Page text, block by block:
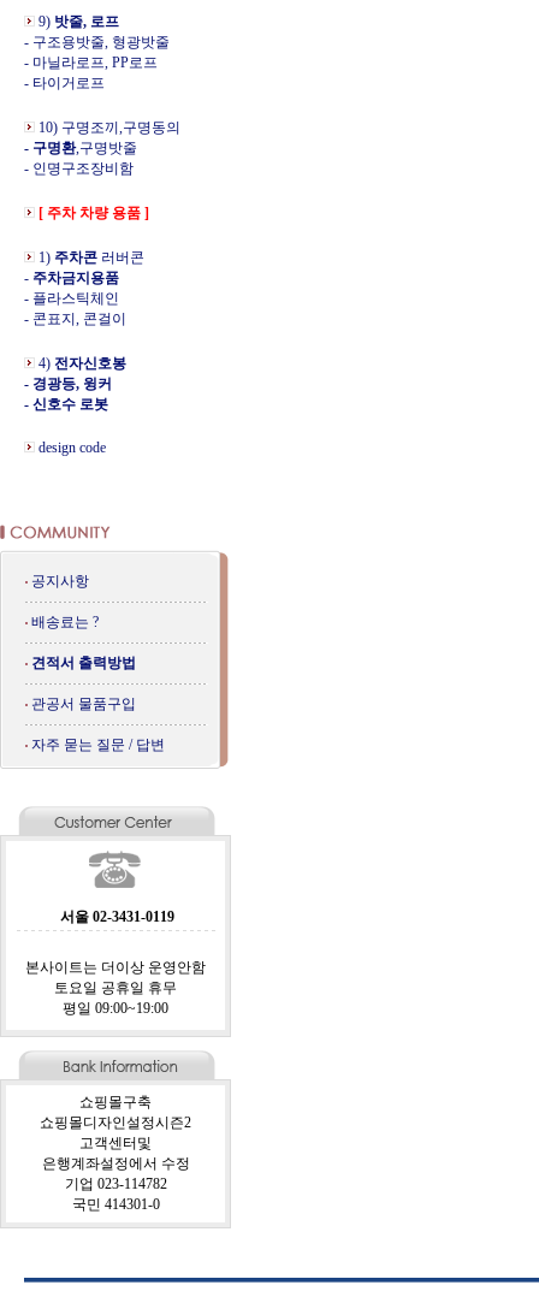
9) 밧줄, 로프
- 구조용밧줄, 형광밧줄
- 마닐라로프, PP로프
- 타이거로프
10) 구명조끼,구명동의
- 구명환,구명밧줄
- 인명구조장비함
[ 주차 차량 용품 ]
1) 주차콘 러버콘
- 주차금지용품
- 플라스틱체인
- 콘표지, 콘걸이
4) 전자신호봉
- 경광등, 윙커
- 신호수 로봇
design code
공지사항
배송료는 ?
견적서 출력방법
관공서 물품구입
자주 묻는 질문 / 답변
서울 02-3431-0119
본사이트는 더이상 운영안함
토요일 공휴일 휴무
평일 09:00~19:00
쇼핑몰구축
쇼핑몰디자인설정시즌2
고객센터및
은행계좌설정에서 수정
기업 023-114782
국민 414301-0